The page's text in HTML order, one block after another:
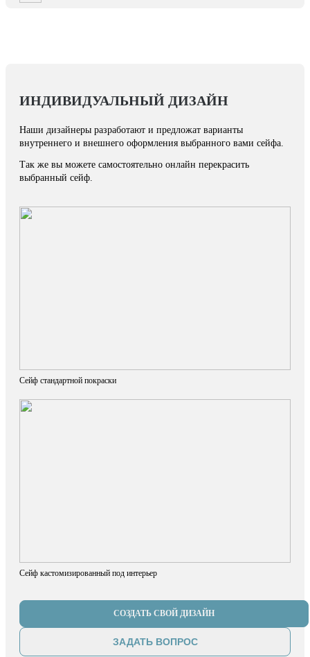
ИНДИВИДУАЛЬНЫЙ ДИЗАЙН
Наши дизайнеры разработают и предложат варианты
внутреннего и внешнего оформления выбранного вами сейфа.
Так же вы можете самостоятельно онлайн перекрасить
выбранный сейф.
Сейф стандартной покраски
Сейф кастомизированный под интерьер
СОЗДАТЬ СВОЙ ДИЗАЙН
ЗАДАТЬ ВОПРОС